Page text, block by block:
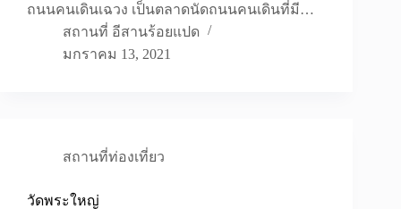
ถนนคนเดินเฉวง เป็นตลาดนัดถนนคนเดินที่มี…
สถานที่ อีสานร้อยแปด
มกราคม 13, 2021
สถานที่ท่องเที่ยว
วัดพระใหญ่